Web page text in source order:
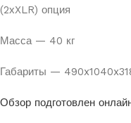
(2хXLR) опция
Масса — 40 кг
Габариты —
Обзор подготовлен